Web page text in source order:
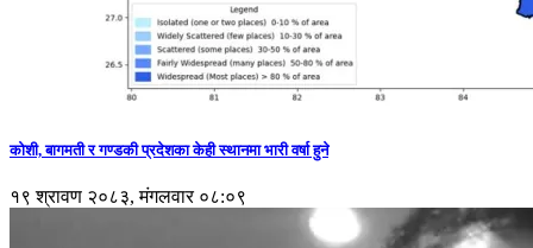
कोशी, बागमती र गण्डकी प्रदेशका केही स्थानमा भारी वर्षा हुने
१९ श्रावण २०८३, मंगलवार ०८:०९